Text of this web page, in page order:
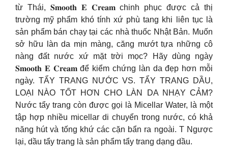
từ Thái, 𝐒𝐦𝐨𝐨𝐭𝐡 𝐄 𝐂𝐫𝐞𝐚𝐦 chinh phục được cả thị
trường mỹ phẩm khó tính xứ phù tang khi liên tục là
sản phẩm bán chạy tại các nhà thuốc Nhật Bản. Muốn
sở hữu làn da mịn màng, căng mướt tựa những cô
nàng đất nước xứ mặt trời mọc? Hãy dùng ngày
𝐒𝐦𝐨𝐨𝐭𝐡 𝐄 𝐂𝐫𝐞𝐚𝐦 để kiểm chứng làn da đẹp hơn mỗi
ngày. TẨY TRANG NƯỚC VS. TẨY TRANG DẦU,
LOẠI NÀO TỐT HƠN CHO LÀN DA NHẠY CẢM?
Nước tẩy trang còn được gọi là Micellar Water, là một
tập hợp nhiều micellar di chuyển trong nước, có khả
năng hút và tống khứ các cặn bẩn ra ngoài. T Ngược
lại, dầu tẩy trang là sản phẩm tẩy trang dạng dầu.